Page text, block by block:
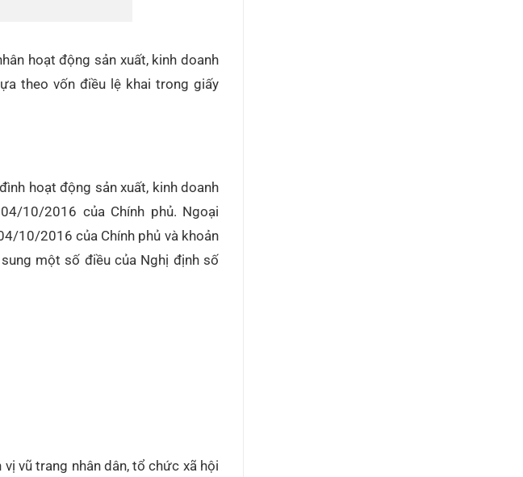
hoạt động sản xuất, kinh doanh
theo vốn điều lệ khai trong giấy
hoạt động sản xuất, kinh doanh
10/2016 của Chính phủ. Ngoại
10/2016 của Chính phủ và khoản
một số điều của Nghị định số
vũ trang nhân dân, tổ chức xã hội